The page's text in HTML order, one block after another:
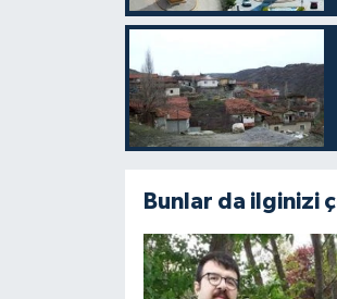
Bunlar da ilginizi